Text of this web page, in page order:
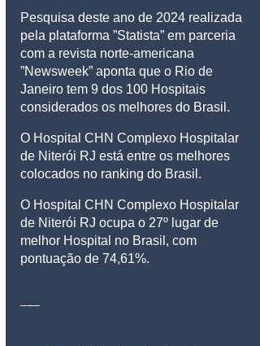
Pesquisa deste ano de 2024 realizada
pela plataforma ”Statista” em parceria
com a revista norte-americana
”Newsweek” aponta que o Rio de
Janeiro tem 9 dos 100 Hospitais
considerados os melhores do Brasil.
O Hospital CHN Complexo Hospitalar
de Niterói RJ está entre os melhores
colocados no ranking do Brasil.
O Hospital CHN Complexo Hospitalar
de Niterói RJ ocupa o 27º lugar de
melhor Hospital no Brasil, com
pontuação de 74,61%.
___